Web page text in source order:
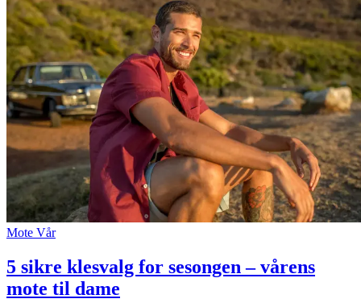
Mote Vår
5 sikre klesvalg for sesongen – vårens
mote til dame